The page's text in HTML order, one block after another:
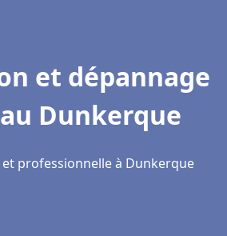
et dépannage
Dunkerque
professionnelle à Dunkerque